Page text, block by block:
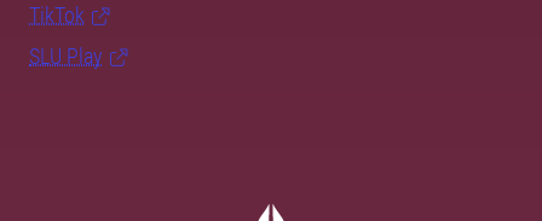
TikTok
SLU Play